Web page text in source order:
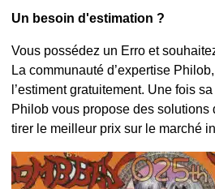
Un besoin d'estimation ?
Vous possédez un Erro et
La communauté d’expertise
l’estiment gratuitement. Une fois
Philob vous propose des solutions
tirer le meilleur prix sur le marché